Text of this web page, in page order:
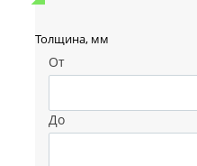
Толщина, мм
От
До